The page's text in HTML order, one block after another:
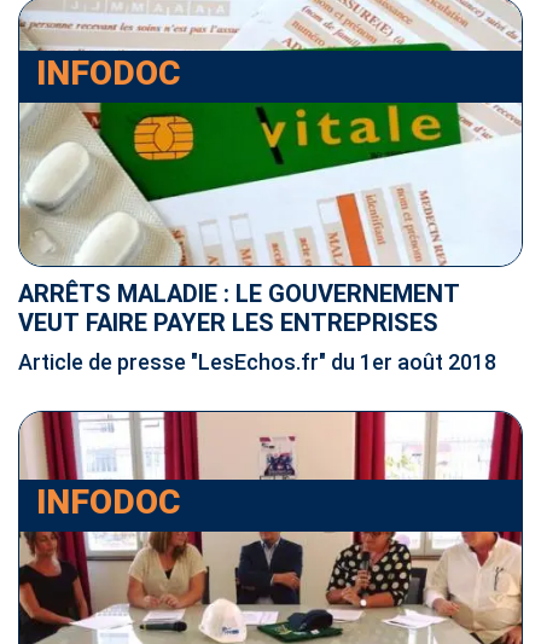
INFODOC
ARRÊTS MALADIE : LE GOUVERNEMENT
VEUT FAIRE PAYER LES ENTREPRISES
Article de presse "LesEchos.fr" du 1er août 2018
INFODOC